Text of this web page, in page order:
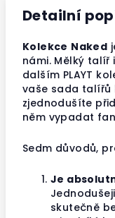
Detailní
Kolekce Naked
námi. Mělký
dalším PLAYT
vaše sada talířů
zjednodušíte
něm vypadat
Sedm důvodů,
Je
skutečně